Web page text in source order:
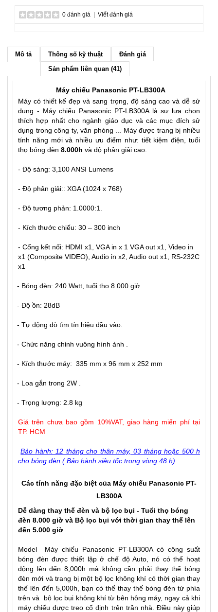
0 đánh giá Viết đánh giá
Mô tả Thông số kỹ thuật
Đánh giá
Sản phẩm liên quan (41)
Máy chiếu Panasonic PT-LB300A
Máy có thiết kế đẹp và sang trọng, độ sáng cao và dễ sử
dụng - Máy chiếu Panasonic PT-LB300A là sự lựa chọn
thích hợp nhất cho ngành giáo dục và các mục đích sử
dụng trong công ty, văn phòng ... Máy được trang bị nhiều
tính năng mới và nhiều ưu điểm như: tiết kiệm điện, tuổi
thọ bóng đèn 8.000h và độ phân giải cao.
- Độ sáng: 3,100 ANSI Lumens
- Độ phân giải:: XGA (1024 x 768)
- Độ tương phản: 1.0000:1.
- Kích thước chiếu: 30 – 300 inch
- Cổng kết nối: HDMI x1, VGA in x 1 VGA out x1, Video in
x1 (Composite VIDEO), Audio in x2, Audio out x1, RS-232C
x1
- Bóng đèn: 240 Watt, tuổi thọ 8.000 giờ.
- Độ ồn: 28dB
- Tự động dò tìm tín hiệu đầu vào.
- Chức năng chỉnh vuông hình ảnh .
- Kích thước máy: 335 mm x 96 mm x 252 mm
- Loa gắn trong 2W .
- Trọng lượng: 2.8 kg
Giá trên chưa bao gồm 10%VAT, giao hàng miển phí tại
TP. HCM
Bảo hành: 12 tháng cho thân máy, 03 tháng hoặc 500 h
cho bóng đèn ( Bảo hành siêu tốc trong vòng 48 h)
Các tính năng đặc biệt của Máy chiếu Panasonic PT-
LB300A
Dễ dàng thay thế đèn và bộ lọc bụi - Tuổi thọ bóng
đèn 8.000 giờ và Bộ lọc bụi với thời gian thay thế lên
đến 5.000 giờ
Model Máy chiếu Panasonic PT-LB300A có công suất
bóng đèn được thiết lập ở chế độ Auto, nó có thể hoạt
động lên đến 8,000h mà không cần phải thay thế bóng
đèn mới và trang bị một bộ lọc không khí có thời gian thay
thế lên đến 5,000h, bạn có thể thay thế bóng đèn từ phía
trên và bộ lọc bụi không khí từ bên hông máy, ngay cả khi
máy chiếu được treo cố định trên trần nhà. Điều này giúp